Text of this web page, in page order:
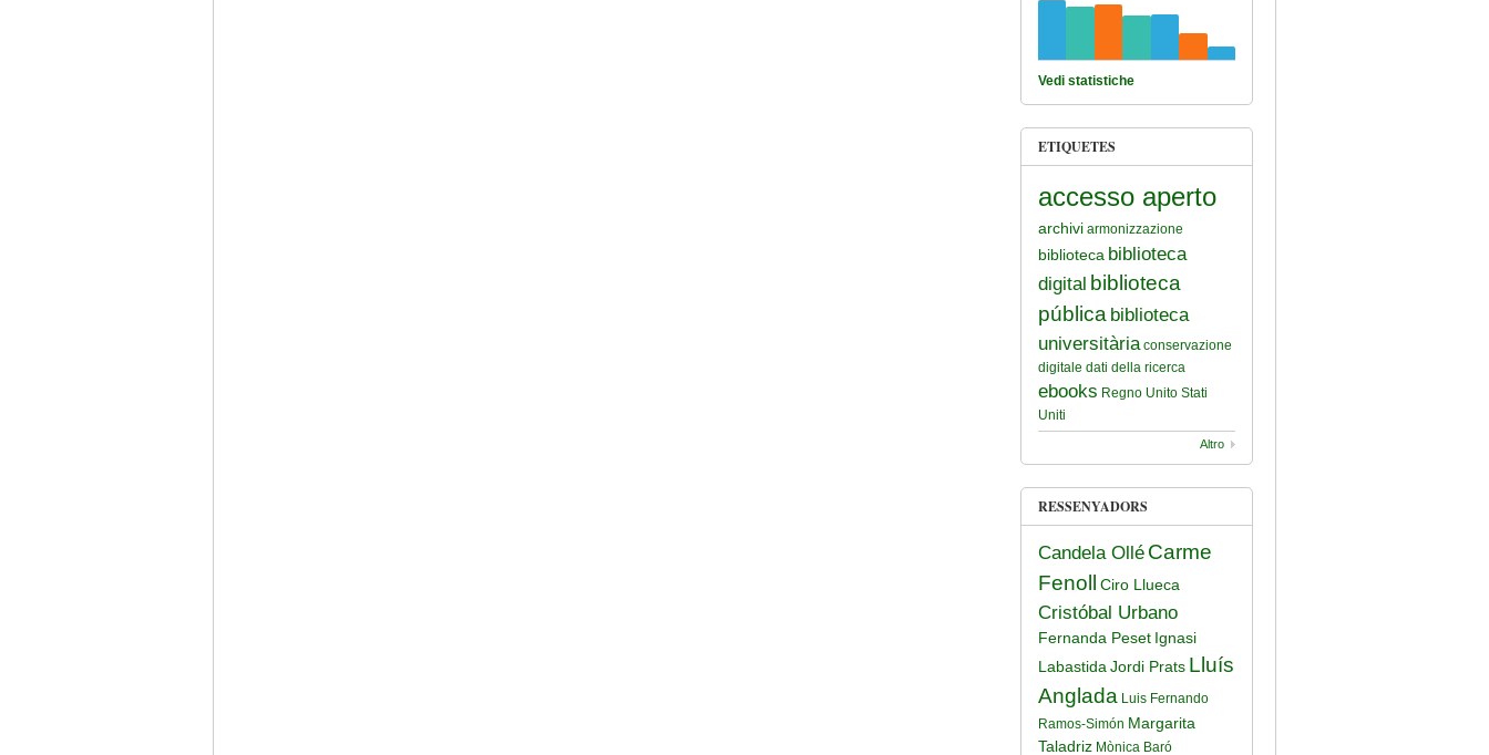
Vedi statistiche
ETIQUETES
accesso aperto
archivi armonizzazione
biblioteca biblioteca
digital biblioteca
pública biblioteca
universitària conservazione
digitale dati della ricerca
ebooks Regno Unito Stati
Uniti
Altro
RESSENYADORS
Candela Ollé Carme
Fenoll
Ciro Llueca
Cristóbal Urbano
Fernanda Peset Ignasi
Labastida Jordi Prats Lluís
Anglada Luis Fernando
Ramos-Simón Margarita
Taladriz Mònica Baró